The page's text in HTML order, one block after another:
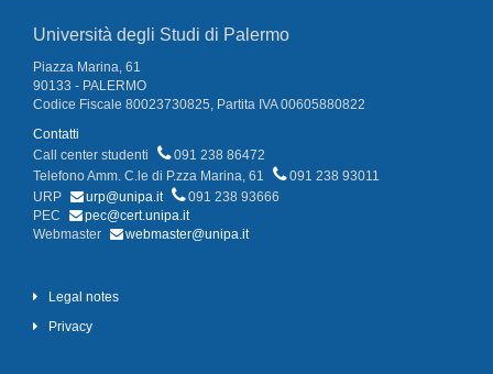
Università degli Studi di Palermo
Piazza Marina, 61
90133 - PALERMO
Codice Fiscale 80023730825, Partita IVA 00605880822
Contatti
Call center studenti
091 238 86472
Telefono Amm. C.le di P.zza Marina, 61
091 238 93011
URP
urp@unipa.it
091 238 93666
PEC
pec@cert.unipa.it
Webmaster
webmaster@unipa.it
Legal notes
Privacy